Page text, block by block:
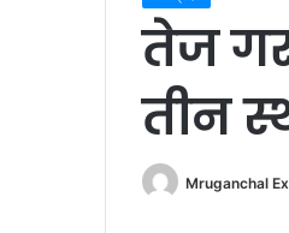
तेज
तीन
Mruganchal